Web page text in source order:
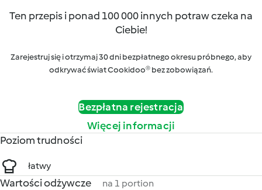
Ten przepis i ponad 100 000 innych potraw czeka na
Ciebie!
Zarejestruj się i otrzymaj 30 dni bezpłatnego okresu próbnego, aby
odkrywać świat Cookidoo® bez zobowiązań.
Bezpłatna rejestracja
Więcej informacji
Poziom trudności
łatwy
Wartości odżywcze na 1 portion